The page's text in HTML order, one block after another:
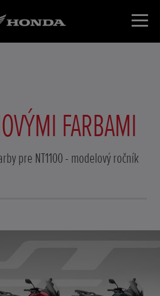
FARBAMI
pre NT1100 - modelový ročník